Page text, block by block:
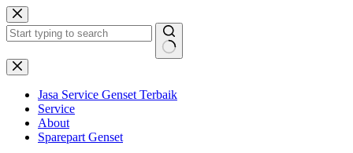
Skip
to
content
No
results
Jasa Service Genset Terbaik
Service
About
Sparepart Genset